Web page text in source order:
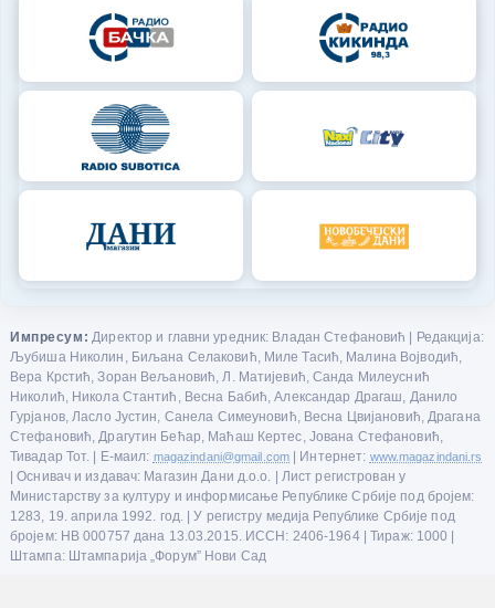
Импресум: Директор и главни уредник: Владан Стефановић | Редакција:
Љубиша Николин, Биљана Селаковић, Миле Тасић, Малина Војводић,
Вера Крстић, Зоран Вељановић, Л. Матијевић, Санда Милеуснић
Николић, Никола Стантић, Весна Бабић, Александар Драгаш, Данило
Гурјанов, Ласло Јустин, Санела Симеуновић, Весна Цвијановић, Драгана
Стефановић, Драгутин Бећар, Маћаш Кертес, Јована Стефановић,
Тивадар Тот. | Е-маил: magazindani@gmail.com | Интернет: www.magazindani.rs
| Оснивач и издавач: Магазин Дани д.о.о. | Лист регистрован у
Министарству за културу и информисање Републике Србије под бројем:
1283, 19. априла 1992. год. | У регистру медија Републике Србије под
бројем: НВ 000757 дана 13.03.2015. ИССН: 2406-1964 | Тираж: 1000 |
Штампа: Штампарија „Форум” Нови Сад